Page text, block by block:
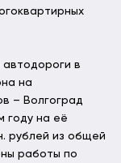
автодороги в
на
– Волгоград
году на её
рублей из общей
работы по